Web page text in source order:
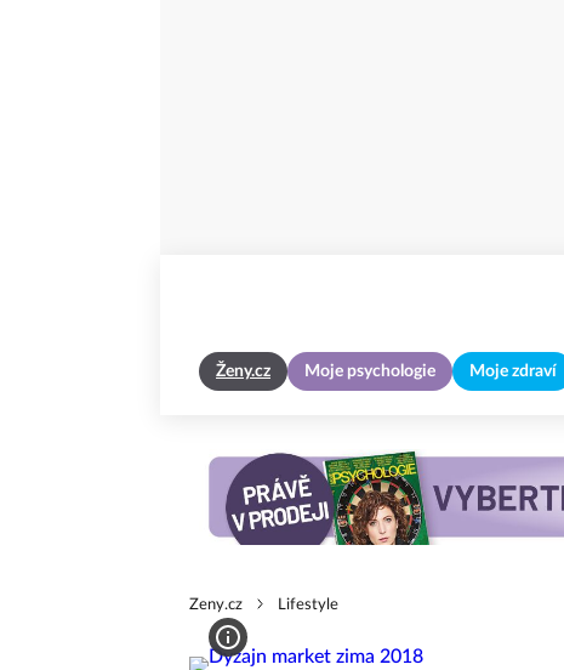
Ženy.cz Moje psychologie Moje zdraví
Zeny.cz Lifestyle